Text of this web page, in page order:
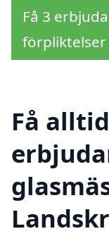
Få 3
förpliktelser
Få